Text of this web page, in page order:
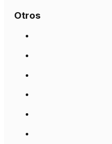
Otros